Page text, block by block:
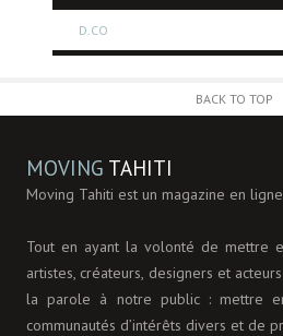
D.CO
BACK TO TOP
MOVING TAHITI
Moving Tahiti est un magazine en
Tout en ayant la volonté de mettre
artistes, créateurs, designers et
la parole à notre public : mettre
communautés d’intérêts divers et de